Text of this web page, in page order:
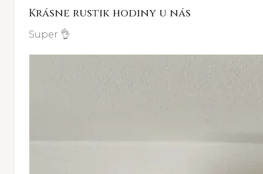
Krásne rustik hodiny u nás
Super 👌